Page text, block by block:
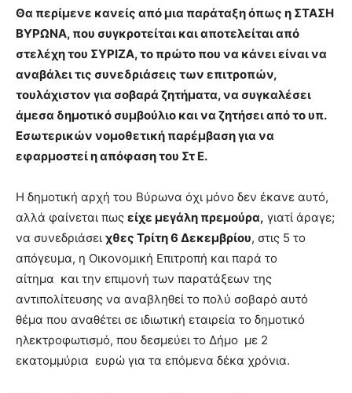
Θα περίμενε κανείς από μια παράταξη όπως η ΣΤΑΣΗ
ΒΥΡΩΝΑ, που συγκροτείται και αποτελείται από
στελέχη του ΣΥΡΙΖΑ, το πρώτο που να κάνει είναι να
αναβάλει τις συνεδριάσεις των επιτροπών,
τουλάχιστον για σοβαρά ζητήματα, να συγκαλέσει
άμεσα δημοτικό συμβούλιο και να ζητήσει από το υπ.
Εσωτερικών νομοθετική παρέμβαση για να
εφαρμοστεί η απόφαση του Στ Ε.
Η δημοτική αρχή του Βύρωνα όχι μόνο δεν έκανε αυτό,
αλλά φαίνεται πως είχε μεγάλη πρεμούρα, γιατί άραγε;
να συνεδριάσει χθες Τρίτη 6 Δεκεμβρίου, στις 5 το
απόγευμα, η Οικονομική Επιτροπή και παρά το
αίτημα και την επιμονή των παρατάξεων της
αντιπολίτευσης να αναβληθεί το πολύ σοβαρό αυτό
θέμα που αναθέτει σε ιδιωτική εταιρεία το δημοτικό
ηλεκτροφωτισμό, που δεσμεύει το Δήμο με 2
εκατομμύρια ευρώ για τα επόμενα δέκα χρόνια.